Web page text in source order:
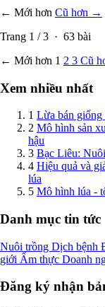
← Mới hơn Cũ hơn →
Trang 1 /3 · 63 bài
← Mới hơn 1 2 3 Cũ
Xem nhiều nhất
1 Lừa bán giống
2 Mô hình sản
hậu
3 Bạc Liêu:
4 Hiệu quả và
lúa
5 Mô hình lúa -
Danh mục tin tức
Nuôi trồng Dịch bệnh
giới Ẩm thực Doanh
Đăng ký nhận